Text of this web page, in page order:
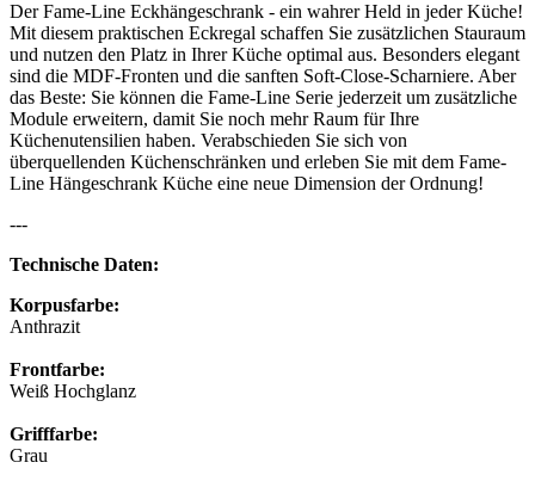
Der Fame-Line Eckhängeschrank - ein wahrer Held in jeder Küche!
Mit diesem praktischen Eckregal schaffen Sie zusätzlichen Stauraum
und nutzen den Platz in Ihrer Küche optimal aus. Besonders elegant
sind die MDF-Fronten und die sanften Soft-Close-Scharniere. Aber
das Beste: Sie können die Fame-Line Serie jederzeit um zusätzliche
Module erweitern, damit Sie noch mehr Raum für Ihre
Küchenutensilien haben. Verabschieden Sie sich von
überquellenden Küchenschränken und erleben Sie mit dem Fame-
Line Hängeschrank Küche eine neue Dimension der Ordnung!
---
Technische Daten:
Korpusfarbe:
Anthrazit
Frontfarbe:
Weiß Hochglanz
Grifffarbe:
Grau